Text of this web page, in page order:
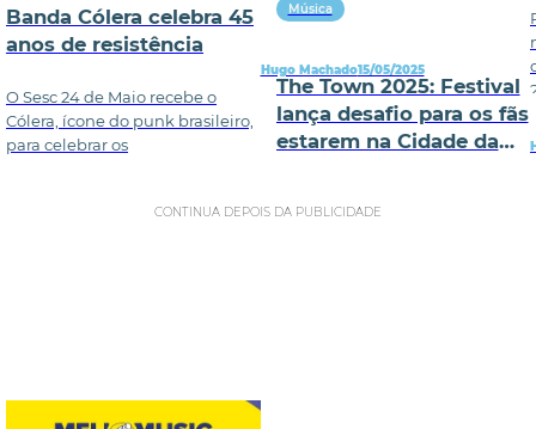
Banda Cólera celebra 45
anos de resistência
O Sesc 24 de Maio recebe o
Cólera, ícone do punk brasileiro,
para celebrar os
Hugo Machado15/05/2025
Música
The Town 2025: Festival
lança desafio para os fãs
estarem na Cidade da
CONTINUA DEPOIS DA PUBLICIDADE